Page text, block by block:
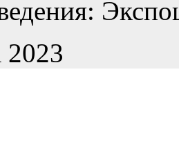
2023